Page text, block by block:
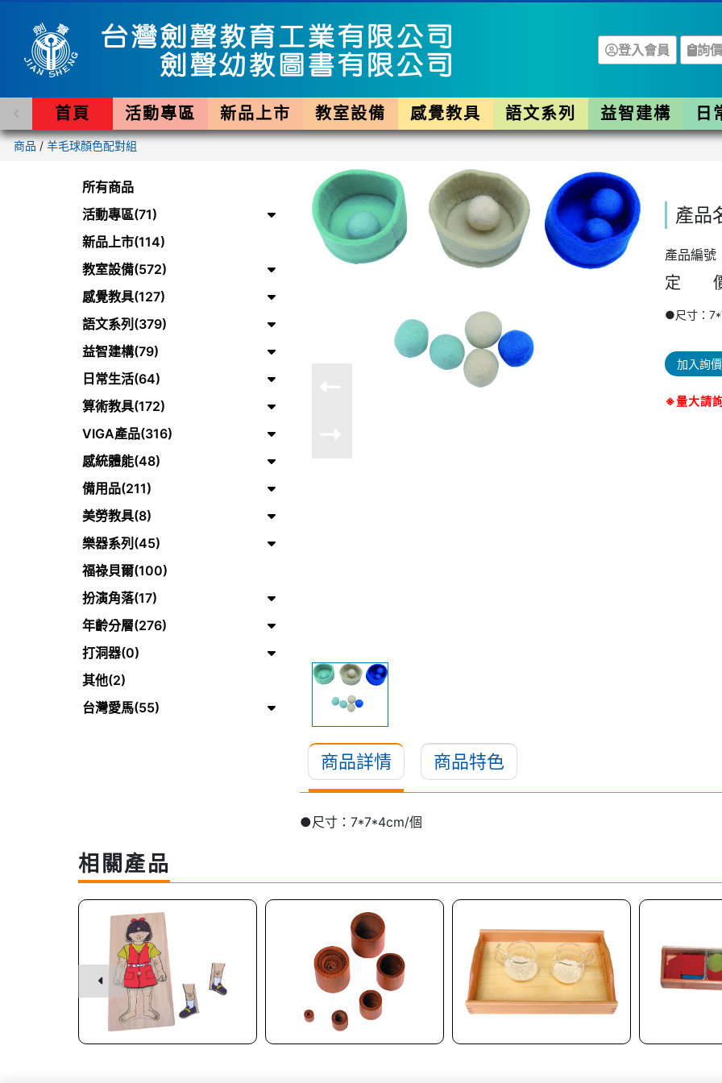
登入會員 詢
首頁 活動專區 新品上市 教室設備 感覺教具 語文系列 益智建構 日
商品 / 羊毛球顏色配對組
所有商品
活動專區(71)
新品上市(114)
教室設備(572)
感覺教具(127)
語文系列(379)
益智建構(79)
日常生活(64)
算術教具(172)
VIGA產品(316)
感統體能(48)
備用品(211)
美勞教具(8)
樂器系列(45)
福祿貝爾(100)
扮演角落(17)
年齡分層(276)
打洞器(0)
其他(2)
台灣愛馬(55)
產品
產品編號
定 價
●尺寸：
加入詢價
※量大請
商品詳情 商品特色
●尺寸：7*7*4cm/個
相關產品